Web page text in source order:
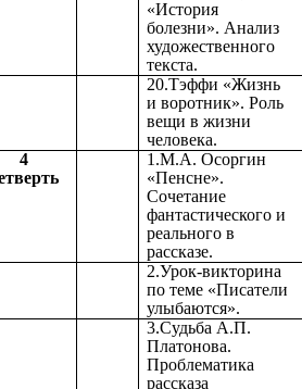
«История
болезни». Анализ
художественного
текста.
20.Тэффи «Жизнь
и воротник». Роль
вещи в жизни
человека.
4
1.М.А. Осоргин
«Пенсне».
Сочетание
фантастического и
реального в
рассказе.
2.Урок-викторина
по теме «Писатели
улыбаются».
3.Судьба А.П.
Платонова.
Проблематика
рассказа